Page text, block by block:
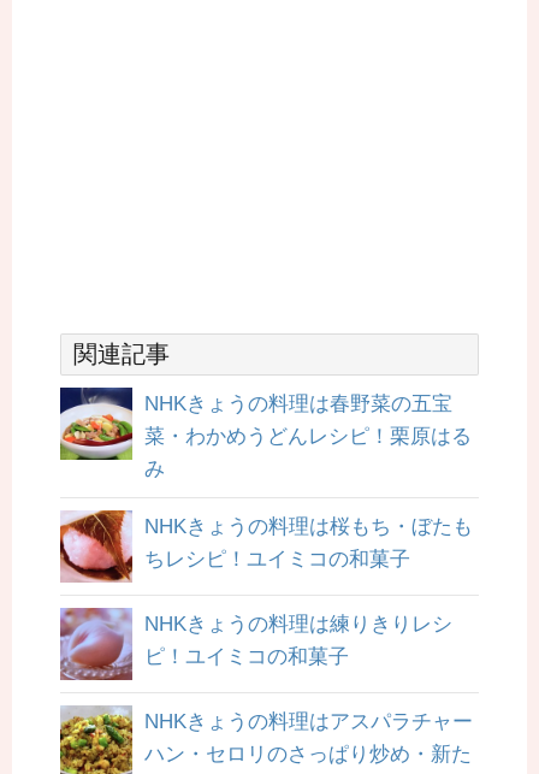
関連記事
NHKきょうの料理は春野菜の五宝
菜・わかめうどんレシピ！栗原はる
み
NHKきょうの料理は桜もち・ぼたも
ちレシピ！ユイミコの和菓子
NHKきょうの料理は練りきりレシ
ピ！ユイミコの和菓子
NHKきょうの料理はアスパラチャー
ハン・セロリのさっぱり炒め・新た